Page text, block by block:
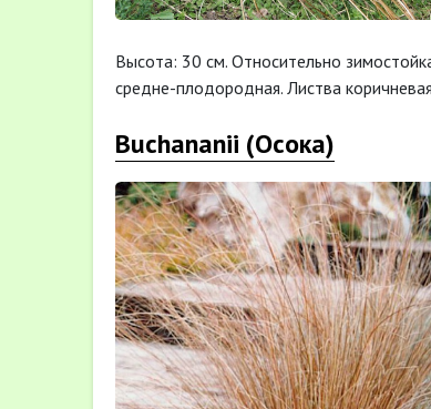
Высота: 30 см. Относительно
средне-плодородная. Листва
Buchananii (Осока)